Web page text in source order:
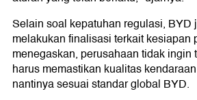
Selain soal kepatuhan regulasi, BYD
melakukan finalisasi terkait kesiapan
menegaskan, perusahaan tidak ingin
harus memastikan kualitas
nantinya sesuai standar global BYD.